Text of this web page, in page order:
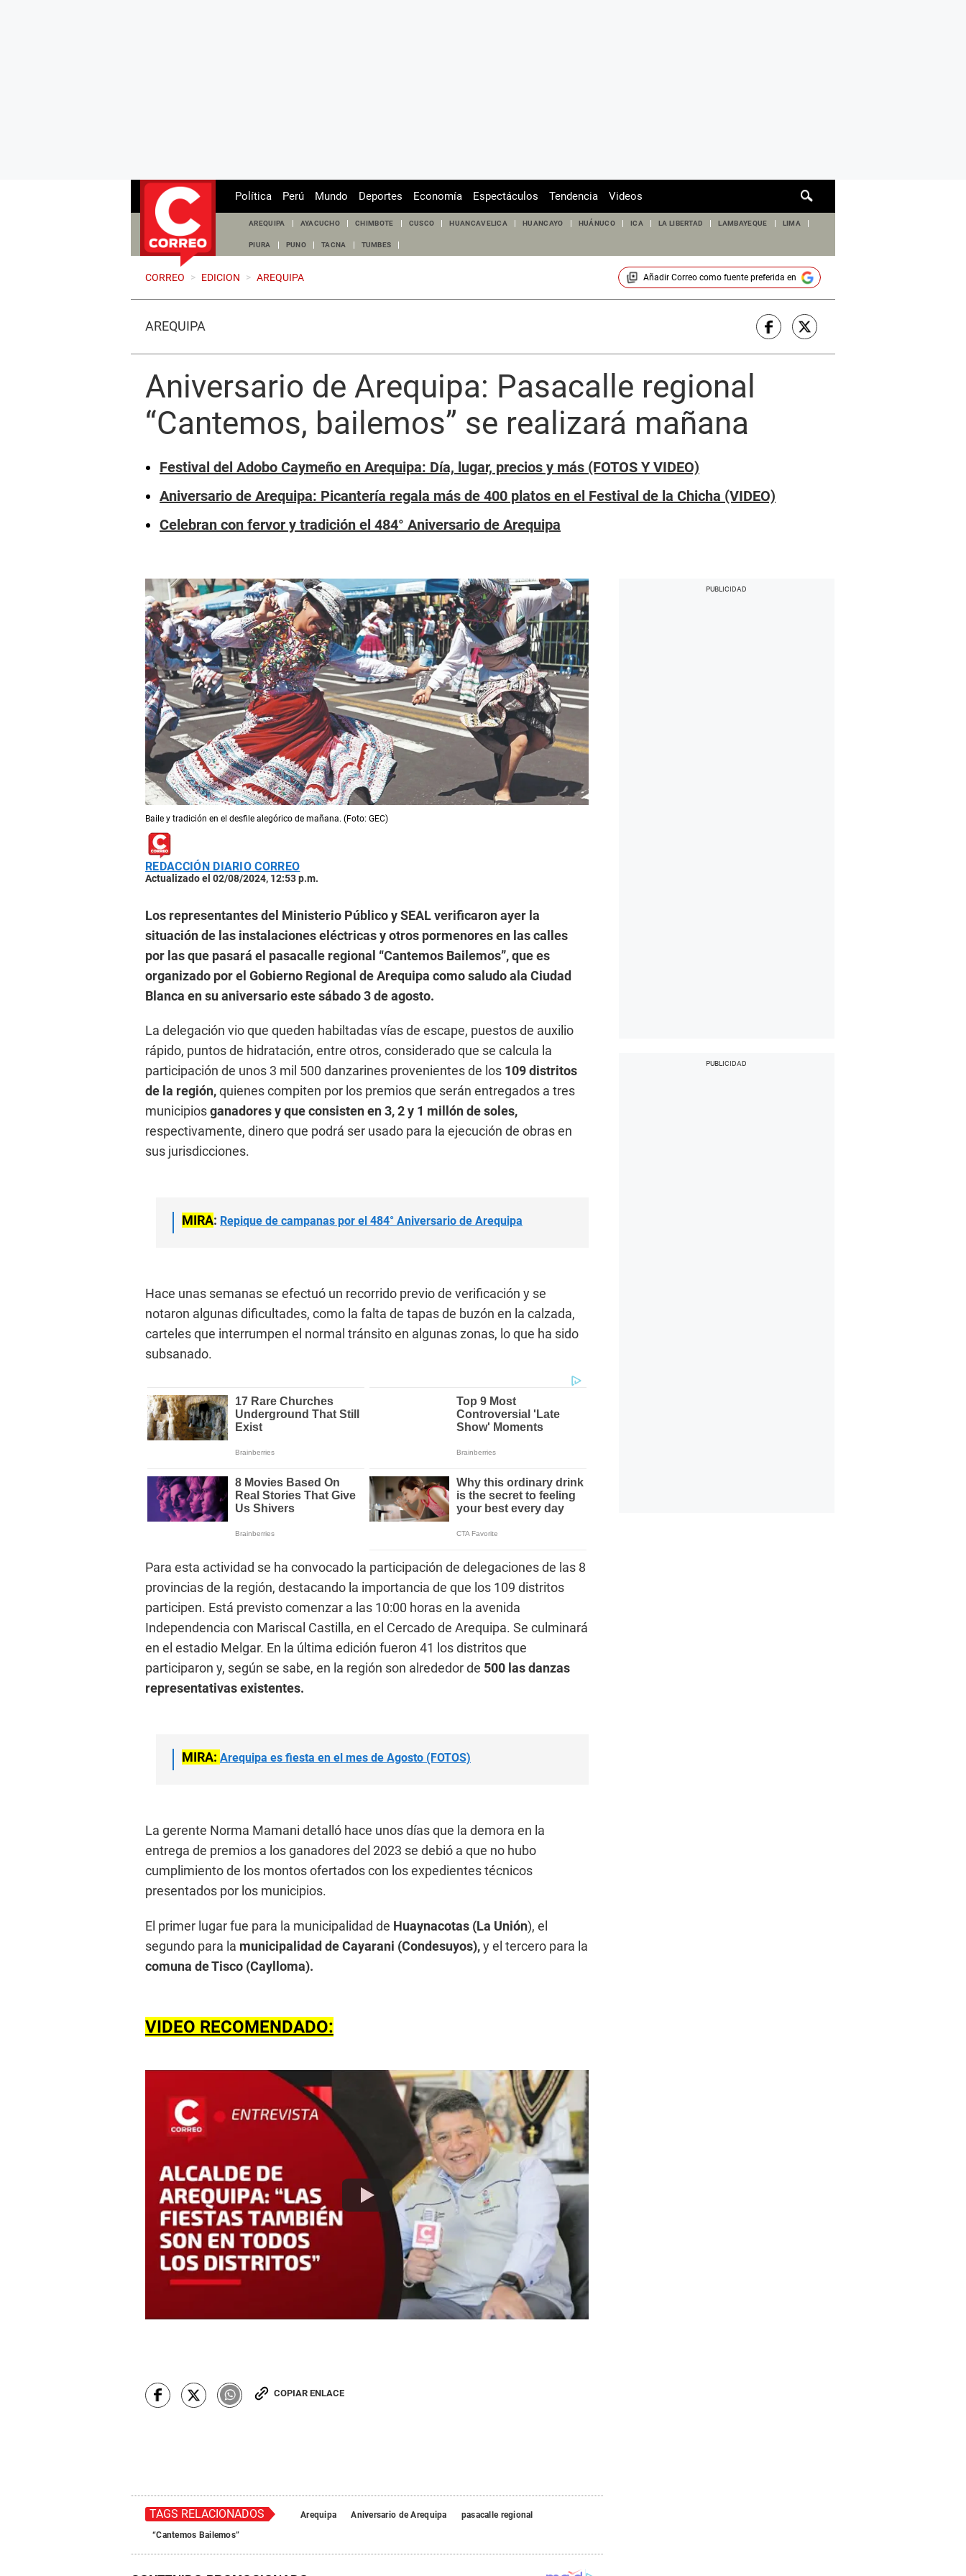
de
Política Perú Mundo Deportes Economía Espectáculos Tendencia Videos
AREQUIPA AYACUCHO CHIMBOTE CUSCO HUANCAVELICA HUANCAYO HUÁNUCO ICA LA LIBERTAD LAMBAYEQUE LIMA
PIURA PUNO TACNA TUMBES
CORREO > EDICION > AREQUIPA Añadir Correocomo fuente preferida en
AREQUIPA
Aniversario de Arequipa: Pasacalle regional
“Cantemos, bailemos” se realizará mañana
Festival del Adobo Caymeño en Arequipa: Día, lugar, precios y más (FOTOS Y VIDEO)
Aniversario de Arequipa: Picantería regala más de 400 platos en el Festival de la Chicha (VIDEO)
Celebran con fervor y tradición el 484° Aniversario de Arequipa
Baile y tradición en el desfile alegórico de mañana. (Foto: GEC)
REDACCIÓN DIARIO CORREO
Actualizado el 02/08/2024, 12:53 p.m.
Los representantes del Ministerio Público y SEAL verificaron ayer la
situación de las instalaciones eléctricas y otros pormenores en las calles
por las que pasará el pasacalle regional “Cantemos Bailemos”, que es
organizado por el Gobierno Regional de Arequipa como saludo ala Ciudad
Blanca en su aniversario este sábado 3 de agosto.
La delegación vio que queden habiltadas vías de escape, puestos de auxilio
rápido, puntos de hidratación, entre otros, considerado que se calcula la
participación de unos 3 mil 500 danzarines provenientes de los 109 distritos
de la región,quienes compiten por los premios que serán entregados a tres
municipiosganadores y que consisten en 3, 2 y 1 millón de soles,
respectivamente, dinero que podrá ser usado para la ejecución de obras en
sus jurisdicciones.
MIRA: Repique de campanas por el 484° Aniversario de Arequipa
Hace unas semanas se efectuó un recorrido previo de verificación y se
notaron algunas dificultades, como la falta de tapas de buzón en la calzada,
carteles que interrumpen el normal tránsito en algunas zonas, lo que ha sido
subsanado.
Para esta actividad se ha convocado la participación de delegaciones de las 8
provincias de la región, destacando la importancia de que los 109 distritos
participen. Está previsto comenzar a las 10:00 horas en la avenida
Independencia con Mariscal Castilla, en el Cercado de Arequipa. Se culminará
en el estadio Melgar. En la última edición fueron 41 los distritos que
participaron y, según se sabe, en la región son alrededor de 500 las danzas
representativas existentes.
MIRA: Arequipa es fiesta en el mes de Agosto (FOTOS)
La gerente Norma Mamani detalló hace unos días que la demora en la
entrega de premios a los ganadores del 2023 se debió a que no hubo
cumplimiento de los montos ofertados con los expedientes técnicos
presentados por los municipios.
El primer lugar fue para la municipalidad de Huaynacotas (La Unión), el
segundo para la municipalidad de Cayarani (Condesuyos),y el tercero para la
comuna de Tisco (Caylloma).
VIDEO RECOMENDADO:
COPIAR ENLACE
TAGS RELACIONADOS Arequipa Aniversario de Arequipa
pasacalle regional
“Cantemos Bailemos”